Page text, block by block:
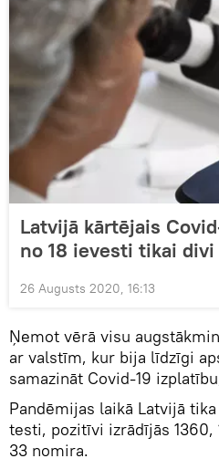
Latvijā kārtējais
no 18 ievesti tikai
26 Augusts 2020, 16:13
Ņemot vērā visu
ar valstīm, kur bija līdzīgi
samazināt Covid-19
Pandēmijas laikā Latvijā
testi, pozitīvi izrādījās 1360,
33 nomira.